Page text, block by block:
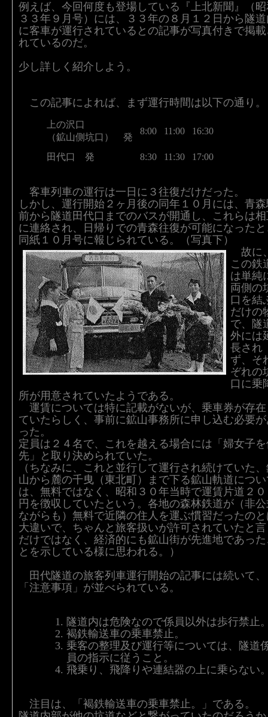
例えば、今回何度も登場している『上北新聞』（
３３年９月号）には、３３年の８月１２日から隧
に客車が運行されているとの記事が写真付きで掲
れているのだ。
少し詳しく紹介しよう。
この記事によれば、まず運行時間は以下の通り。
上の沢口
（鉱山側坑口） 発
8:00 11:00 16:30
田代口 発 8:30 11:30 17:00
客車列車の運行は一日に３往復だけだった。
しかし、運行開始２ヶ月後の同年１０月には、青
前から隧道田代口までのバスが開通し、これらは
に連絡され、日帰りでの青森往復が可能になった
同紙１０月号に報じられている。（写真下）
故に
この鉄
は単純
両側の
口を結
だけの
で、隧
外には
長され
ず、そ
ぞれの
口に乗
所が用意されていたようである。
運賃については特に記載がないが、乗車券が存
ていたらしく、事前に鉱山事務所に申し込む必要
った。
定員は２４名で、これを越える場合には「婦女子
先」と取り決められていた。
（ちなみに、これと並行して運行され続けていた
山から麓の千曳（東北町）まで下る鉱山軌道につ
は、無料ではなく、昭和３０年当時で運賃片道２
円を徴収していたという。各地の森林鉄道が（非
ながらも）無料で近隣の住人を運ぶ慣習だったの
大違いで、ちゃんと旅客扱いが許可されていたと
だけではなく、経済的にも鉱山街が先進地であっ
とを示している様に思われる。）
田代隧道の旅客列車運行開始の記事には続いて、
「注意事項」が並べられている。
隧道内は危険なので係員以外は歩行禁止
褐鉄輸送車の乗車禁止。
乗客の整理及び運行等については、隧道
員の指示に従うこと。
飛乗り、飛降りや連結器の上に乗らない
注目は、「褐鉄輸送車の乗車禁止。」である。